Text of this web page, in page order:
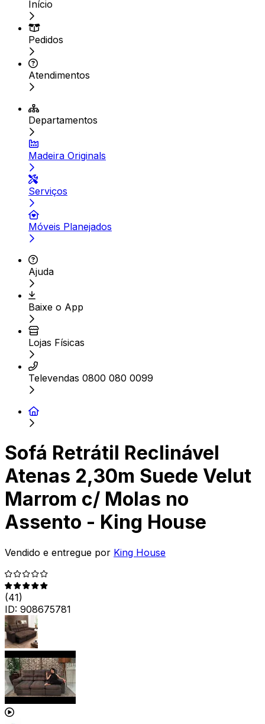
Início
Pedidos
Atendimentos
Departamentos
Madeira Originals
Serviços
Móveis Planejados
Ajuda
Baixe o App
Lojas Físicas
Televendas 0800 080 0099
Sofá Retrátil Reclinável
Atenas 2,30m Suede Velut
Marrom c/ Molas no
Assento - King House
Vendido e entregue por King House
(41)
ID: 908675781